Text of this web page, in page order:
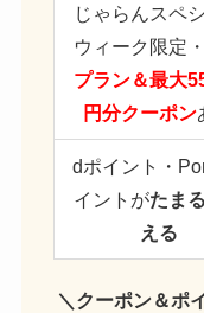
じゃらんスペ
ウィーク限定
プラン＆最大
円分クーポン
dポイント・
イントがたま
える
＼クーポン＆ポ